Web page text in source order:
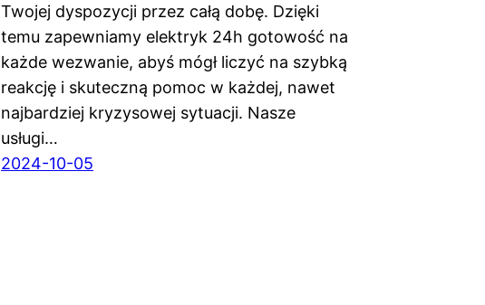
Twojej dyspozycji przez całą dobę. Dzięki
temu zapewniamy elektryk 24h gotowość na
każde wezwanie, abyś mógł liczyć na szybką
reakcję i skuteczną pomoc w każdej, nawet
najbardziej kryzysowej sytuacji. Nasze
usługi…
2024-10-05